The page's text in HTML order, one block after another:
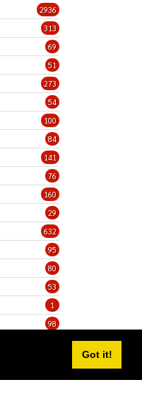
Got it!
2936
313
69
51
273
54
100
84
141
76
160
29
632
95
80
53
1
98